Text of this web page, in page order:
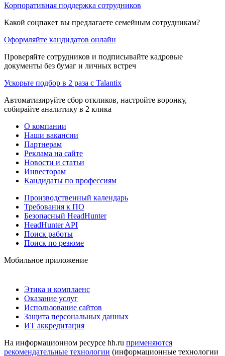
Корпоративная поддержка сотрудников
Какой соцпакет вы предлагаете семейным сотрудникам?
Оформляйте кандидатов онлайн
Проверяйте сотрудников и подписывайте кадровые
документы без бумаг и личных встреч
Ускорьте подбор в 2 раза с Talantix
Автоматизируйте сбор откликов, настройте воронку,
собирайте аналитику в 2 клика
О компании
Наши вакансии
Партнерам
Реклама на сайте
Новости и статьи
Инвесторам
Кандидаты по профессиям
Производственный календарь
Требования к ПО
Безопасный HeadHunter
HeadHunter API
Поиск работы
Поиск по резюме
Мобильное приложение
Этика и комплаенс
Оказание услуг
Использование сайтов
Защита персональных данных
ИТ аккредитация
На информационном ресурсе hh.ru применяются
рекомендательные технологии (информационные технологии